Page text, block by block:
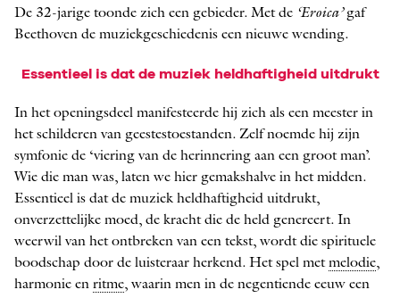
De 32-jarige toonde zich een gebieder. Met de ‘Eroica’gaf
Beethoven de muziekgeschiedenis een nieuwe ­wending.
Essentieel is dat de muziek heldhaftigheid uitdrukt
In het openingsdeel manifesteerde hij zich als een meester in
het schilderen van geestestoestanden. Zelf noemde hij zijn
symfonie de ‘viering van de herinnering aan een groot man’.
Wie die man was, laten we hier gemakshalve in het midden.
Essentieel is dat de muziek heldhaftigheid uitdrukt,
onverzettelijke moed, de kracht die de held genereert. In
weerwil van het ontbreken van een tekst, wordt die spirituele
boodschap door de luisteraar herkend. Het spel metmelodie,
harmonie en ritme, waarin men in de negentiende eeuw een